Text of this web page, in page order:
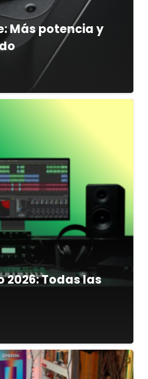
Más potencia y
2026: Todas las